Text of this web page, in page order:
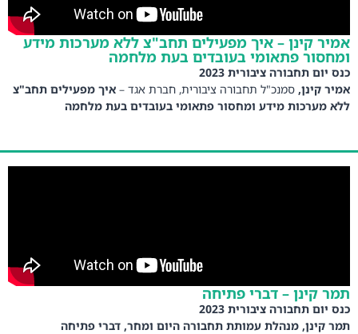
אמיר קינן – איך מפעילים תחב"צ ללא מערכות מידע
ומחסור פתאומי בעובדים בעת מלחמה
כנס יום תחבורה ציבורית 2023
אמיר קינן, סמנכ"ל תחבורה ציבורית, חברת אגד – איך מפעילים תחב"צ
ללא מערכות מידע ומחסור פתאומי בעובדים בעת מלחמה
תמר קינן – דברי פתיחה
כנס יום תחבורה ציבורית 2023
תמר קינן, מנהלת עמותת תחבורה היום ומחר, דברי פתיחה